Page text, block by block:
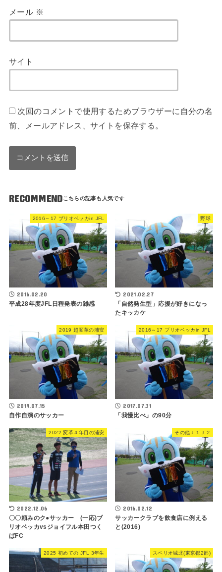
メール ※
サイト
次回のコメントで使用するためブラウザーに自分の名
前、メールアドレス、サイトを保存する。
RECOMMEND
2016～17 ブリオベッカin JFL
2016.02.20
平成28年度JFL日程発表の雑感
野球
2021.02.27
「自然発生型」応援が好きになっ
たキッカケ
2019 超変革の浦安
2019.07.15
自作自演のサッカー
2016～17 ブリオベッカin JFL
2017.07.31
「我慢比べ」の90分
2022 変革４年目の浦安
2022.12.06
〇〇頼みのク●サッカー (一応)ブ
リオベッカvsジョイフル本田つく
ばFC
その他Ｊ１Ｊ２
2016.02.12
サッカークラブを飲食店に例える
と(2016)
2025 初めての JFL 3年生 スペリオ城北(東京都2部)